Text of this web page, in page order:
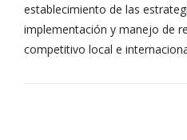
establecimiento de las
implementación y manejo de
competitivo local e